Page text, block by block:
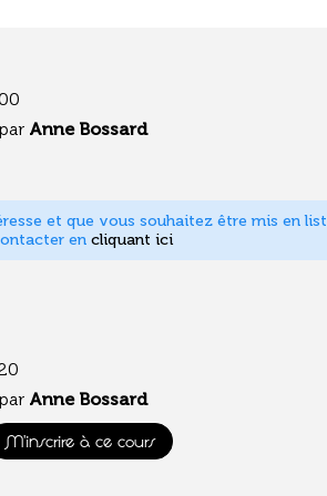
Anne Bossard
et que vous souhaitez être mis en
en cliquant ici
Anne Bossard
M'inscrire à ce cours